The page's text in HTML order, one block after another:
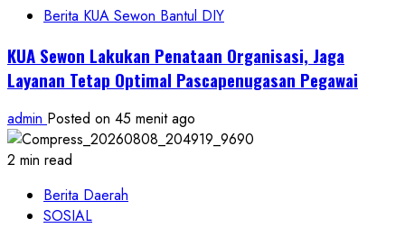
Berita KUA Sewon Bantul DIY
KUA Sewon Lakukan Penataan Organisasi, Jaga
Layanan Tetap Optimal Pascapenugasan Pegawai
admin Posted on 45 menit ago
2 min read
Berita Daerah
SOSIAL